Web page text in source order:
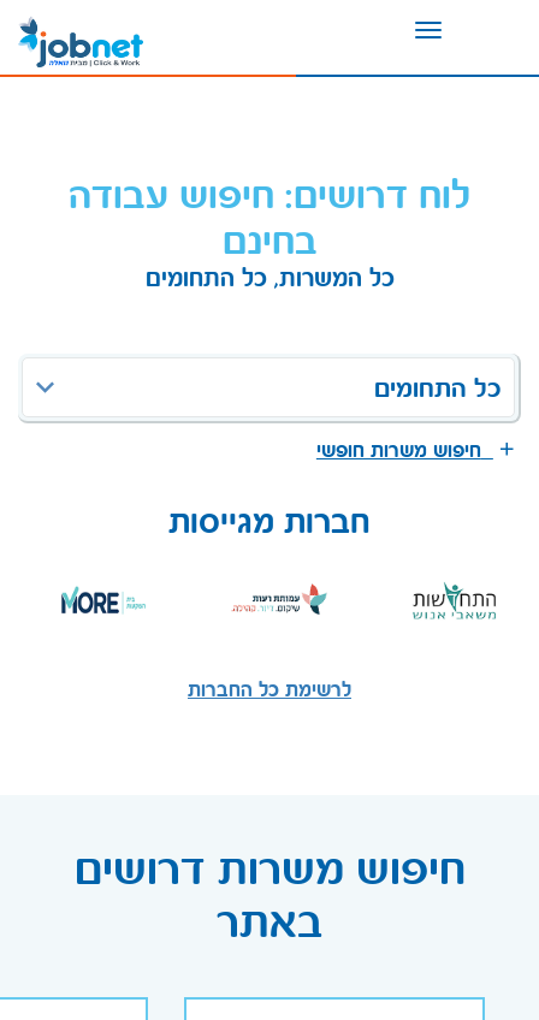
Toggle
לוח דרושים: חיפוש עבודה
בחינם
כל המשרות, כל התחומים
כל התחומים
חיפוש משרות חופשי
חברות מגייסות
לרשימת כל החברות
חיפוש משרות דרושים
באתר